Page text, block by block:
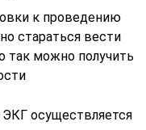
к проведению
стараться вести
так можно получить
осуществляется